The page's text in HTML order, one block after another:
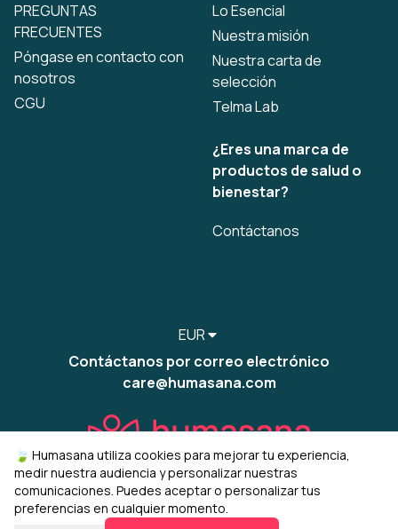
PREGUNTAS
FRECUENTES
Póngase en contacto con
nosotros
CGU
Lo Esencial
Nuestra misión
Nuestra carta de
selección
Telma Lab
¿Eres una marca de
productos de salud o
bienestar?
Contáctanos
EUR
Contáctanos por correo electrónico
care@humasana.com
🍃 Humasana utiliza cookies para mejorar tu experiencia,
medir nuestra audiencia y personalizar nuestras
comunicaciones. Puedes aceptar o personalizar tus
preferencias en cualquier momento.